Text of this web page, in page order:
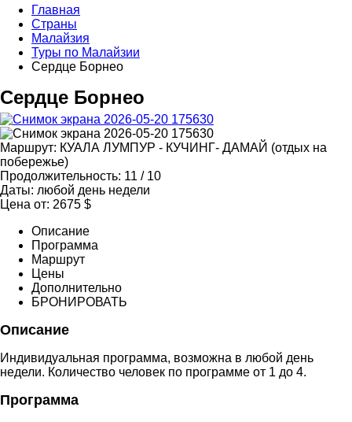
Главная
Страны
Малайзия
Туры по Малайзии
Сердце Борнео
Сердце Борнео
Маршрут: КУАЛА ЛУМПУР - КУЧИНГ- ДАМАЙ (отдых на
побережье)
Продолжительность: 11 / 10
Даты: любой день недели
Цена от: 2675 $
Описание
Программа
Маршрут
Цены
Дополнительно
БРОНИРОВАТЬ
Описание
Индивидуальная программа, возможна в любой день
недели. Количество человек по программе от 1 до 4.
Программа